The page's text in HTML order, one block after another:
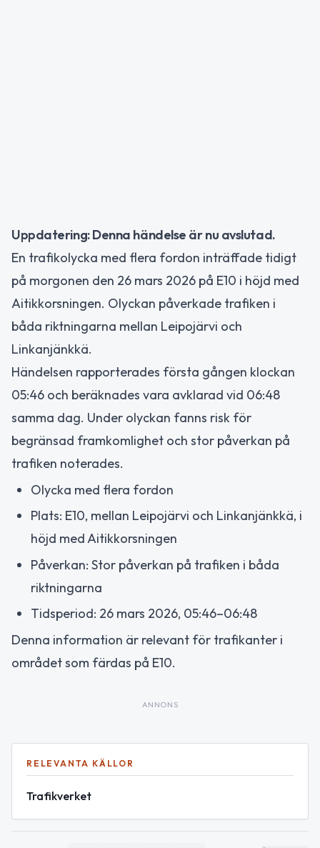
Uppdatering: Denna händelse är nu avslutad.
En trafikolycka med flera fordon inträffade tidigt
på morgonen den 26 mars 2026 på E10 i höjd med
Aitikkorsningen. Olyckan påverkade trafiken i
båda riktningarna mellan Leipojärvi och
Linkanjänkkä.
Händelsen rapporterades första gången klockan
05:46 och beräknades vara avklarad vid 06:48
samma dag. Under olyckan fanns risk för
begränsad framkomlighet och stor påverkan på
trafiken noterades.
Olycka med flera fordon
Plats: E10, mellan Leipojärvi och Linkanjänkkä, i
höjd med Aitikkorsningen
Påverkan: Stor påverkan på trafiken i båda
riktningarna
Tidsperiod: 26 mars 2026, 05:46–06:48
Denna information är relevant för trafikanter i
området som färdas på E10.
ANNONS
RELEVANTA KÄLLOR
Trafikverket